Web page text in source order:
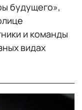
будущего»,
и команды
видах